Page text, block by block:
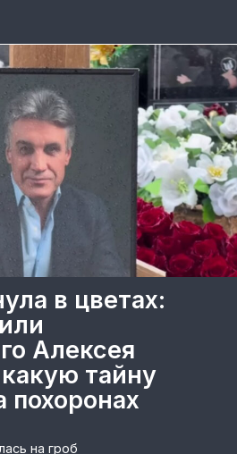
в цветах:
Алексея
тайну
похоронах
на гроб